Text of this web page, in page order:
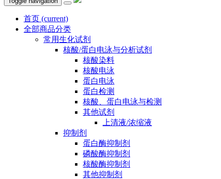
首页 (current)
全部商品分类
常用生化试剂
核酸/蛋白电泳与分析试剂
核酸染料
核酸电泳
蛋白电泳
蛋白检测
核酸、蛋白电泳与检测
其他试剂
上清液/浓缩液
抑制剂
蛋白酶抑制剂
磷酸酶抑制剂
核酸酶抑制剂
其他抑制剂